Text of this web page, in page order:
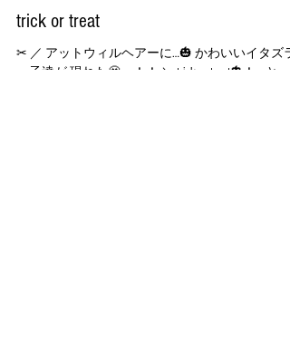
trick or treat
✂︎ ／ アットウィルヘアーに…🎃 かわいいイタズラ
っ子達が 現れた🤩ー！！ ＼ trick or treat🎃！ …と、